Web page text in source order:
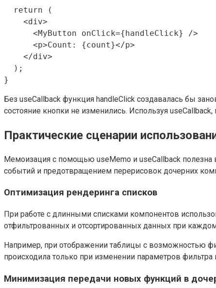
  return (
    <div>
      <MyButton onClick={handleClick} />
      <p>Count: {count}</p>
    </div>
  );
Без useCallback функция handleClick создавалась бы
состояние кнопки не изменились. Используя
Практические сценарии
Мемоизация с помощью useMemo и useCallback
событий и предотвращением перерисовок дочерних
Оптимизация рендеринга списков
При работе с длинными списками компонентов
отфильтрованных и отсортированных данных при
Например, при отображении таблицы с возможностью
происходила только при изменении параметров
Минимизация передачи новых функций в